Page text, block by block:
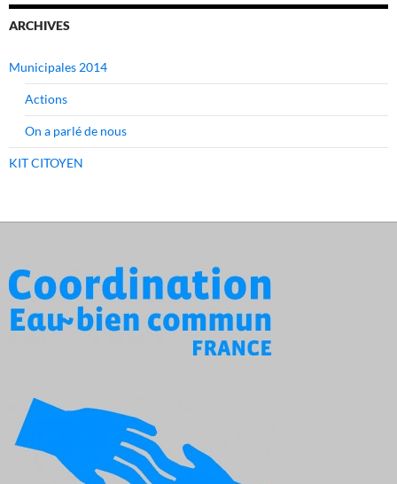
ARCHIVES
Municipales 2014
Actions
On a parlé de nous
KIT CITOYEN